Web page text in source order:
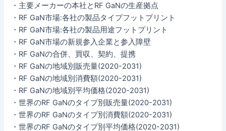
・主要メーカーの本社とRF GaNの生産拠点
・RF GaN市場:各社の製品タイプフットプリント
・RF GaN市場:各社の製品用途フットプリント
・RF GaN市場の新規参入企業と参入障壁
・RF GaNの合併、買収、契約、提携
・RF GaNの地域別販売量(2020-2031)
・RF GaNの地域別消費額(2020-2031)
・RF GaNの地域別平均価格(2020-2031)
・世界のRF GaNのタイプ別販売量(2020-2031)
・世界のRF GaNのタイプ別消費額(2020-2031)
・世界のRF GaNのタイプ別平均価格(2020-2031)